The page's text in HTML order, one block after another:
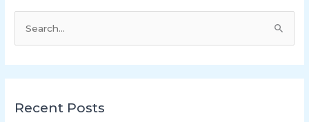
a
c
Recent Posts